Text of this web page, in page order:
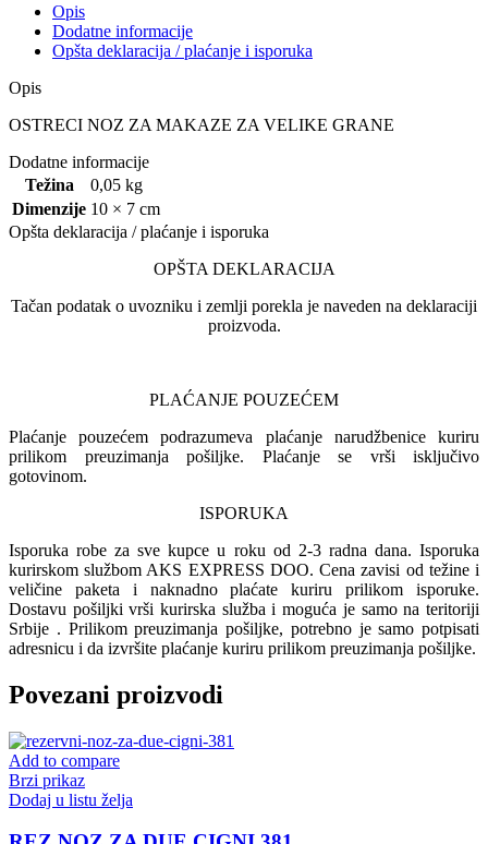
Opis
Dodatne informacije
Opšta deklaracija / plaćanje i isporuka
Opis
OSTRECI NOZ ZA MAKAZE ZA VELIKE GRANE
Dodatne informacije
Težina
0,05 kg
Dimenzije 10 × 7 cm
Opšta deklaracija / plaćanje i isporuka
OPŠTA DEKLARACIJA
Tačan podatak o uvozniku i zemlji porekla je naveden na deklaraciji
proizvoda.
PLAĆANJE POUZEĆEM
Plaćanje pouzećem podrazumeva plaćanje narudžbenice kuriru
prilikom preuzimanja pošiljke. Plaćanje se vrši isključivo
gotovinom.
ISPORUKA
Isporuka robe za sve kupce u roku od 2-3 radna dana. Isporuka
kurirskom službom AKS EXPRESS DOO. Cena zavisi od težine i
veličine paketa i naknadno plaćate kuriru prilikom isporuke.
Dostavu pošiljki vrši kurirska služba i moguća je samo na teritoriji
Srbije . Prilikom preuzimanja pošiljke, potrebno je samo potpisati
adresnicu i da izvršite plaćanje kuriru prilikom preuzimanja pošiljke.
Povezani proizvodi
Add to compare
Brzi prikaz
Dodaj u listu želja